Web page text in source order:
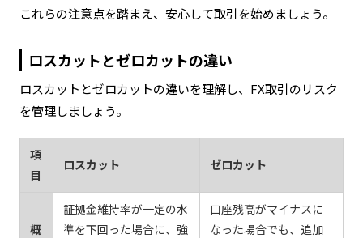
これらの注意点を踏まえ、安心して取引を始めましょう。
ロスカットとゼロカットの違い
ロスカットとゼロカットの違いを理解し、FX取引のリスク
を管理しましょう。
項
目
ロスカット ゼロカット
概
証拠金維持率が一定の水
準を下回った場合に、強
口座残高がマイナスに
なった場合でも、追加